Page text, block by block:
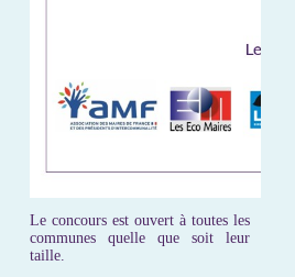
Le concours est ouvert à toutes les
communes quelle que soit leur
taille.